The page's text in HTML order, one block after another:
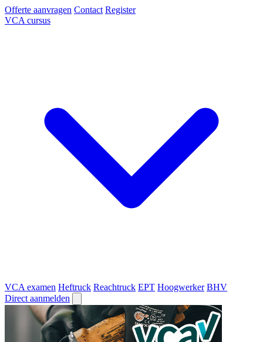
Offerte aanvragen Contact Register
VCA cursus
VCA examen Heftruck Reachtruck EPT Hoogwerker BHV
Direct aanmelden